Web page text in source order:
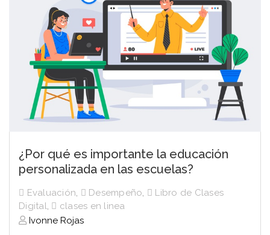
¿Por qué es importante la educación
personalizada en las escuelas?
Evaluación, Desempeño,
Libro de Clases
Digital,
clases en linea
Ivonne Rojas